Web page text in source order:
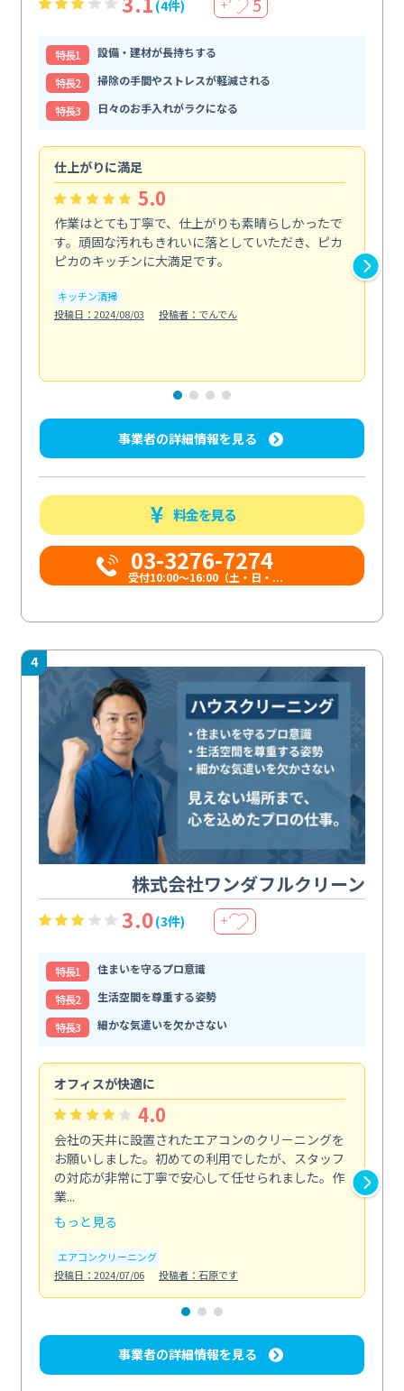
(4件) ＋ 5
特⻑1
設備・建材が長持ちする
特⻑2
掃除の手間やストレスが軽減される
特⻑3
日々のお手入れがラクになる
仕上がりに満足
5.0
作業はとても丁寧で、仕上がりも素晴らしかったで
す。頑固な汚れもきれいに落としていただき、ピカ
ピカのキッチンに大満足です。
キッチン清掃
投稿日：2024/08/03
投稿者：でんでん
事業者の詳細情報を見る
料金を見る
03-3276-7274
受付10:00〜16:00（土・日・...
4
株式会社ワンダフルクリーン
3.0(3件) ＋
特⻑1
住まいを守るプロ意識
特⻑2
生活空間を尊重する姿勢
特⻑3
細かな気遣いを欠かさない
オフィスが快適に
4.0
会社の天井に設置されたエアコンのクリーニングを
お願いしました。初めての利用でしたが、スタッフ
の対応が非常に丁寧で安心して任せられました。作
業...
もっと見る
エアコンクリーニング
投稿日：2024/07/06
投稿者：石原です
事業者の詳細情報を見る